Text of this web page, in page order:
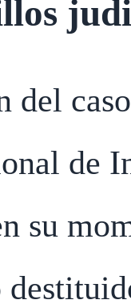
del
de
su